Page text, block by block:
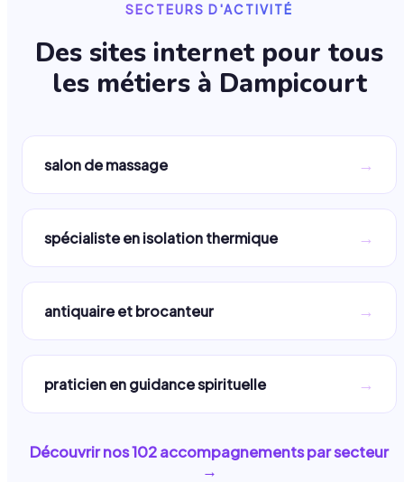
SECTEURS D'ACTIVITÉ
Des sites internet pour tous
les métiers à Dampicourt
salon de massage →
spécialiste en isolation thermique →
antiquaire et brocanteur →
praticien en guidance spirituelle →
Découvrir nos102accompagnements par secteur
→